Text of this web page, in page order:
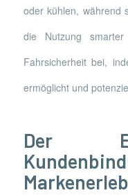
oder kühlen, während
die Nutzung
Fahrsicherheit bei,
ermöglicht und
Der